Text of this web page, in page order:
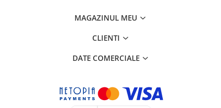
MAGAZINUL MEU
CLIENTI
DATE COMERCIALE